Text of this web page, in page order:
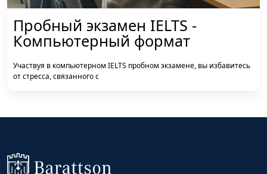
Пробный экзамен IELTS -
Компьютерный формат
Участвуя в компьютерном IELTS пробном экзамене, вы избавитесь
от стресса, связанного с